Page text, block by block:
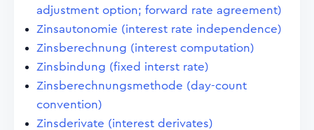
adjustment option; forward rate agreement)
Zinsautonomie (interest rate independence)
Zinsberechnung (interest computation)
Zinsbindung (fixed interst rate)
Zinsberechnungsmethode (day-count
convention)
Zinsderivate (interest derivates)